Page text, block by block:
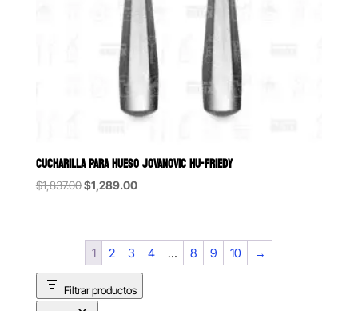
CUCHARILLA PARA HUESO JOVANOVIC HU-FRIEDY
$1,837.00Original
$1,837.00.
$1,289.00Current
$1,289.00.
1 2 3 4 … 8 9 10 →
Filtrar productos